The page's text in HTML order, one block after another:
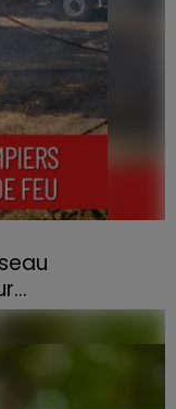
de départs de feu,
a lancé un appel
en aide...